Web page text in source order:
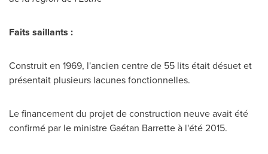
Faits saillants :
Construit en 1969, l'ancien centre de 55 lits était désuet et
présentait plusieurs lacunes fonctionnelles.
Le financement du projet de construction neuve avait été
confirmé par le ministre Gaétan Barrette à l'été 2015.